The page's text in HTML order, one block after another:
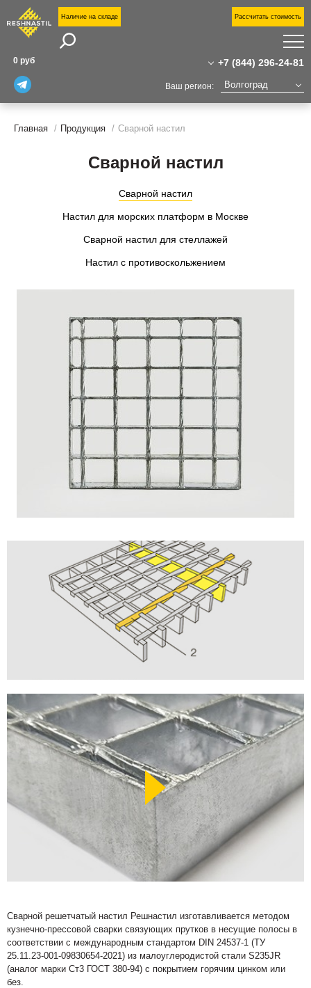
Ваш регион: Волгоград
Новый Уренгой
Сургут
Наличие на складе Рассчитать стоимость
+7 (844) 296-24-81
+7 (844) 296-24-81
+7(800)555-31-02
Офис: 400127 Волгоград,
Завод и склад: Калужская область,
район Боровский,
Восточный проезд
0 руб
Главная Продукция Сварной настил
Сварной настил
Сварной настил
Настил для морских платформ в Москве
Сварной настил для стеллажей
Настил с противоскольжением
Сварной решетчатый настил Решнастил изготавливается методом
кузнечно-прессовой сварки связующих прутков в несущие полосы в
соответствии с международным стандартом DIN 24537-1 (ТУ
25.11.23-001-09830654-2021) из малоуглеродистой стали S235JR
(аналог марки Ст3 ГОСТ 380-94) с покрытием горячим цинком или
без.